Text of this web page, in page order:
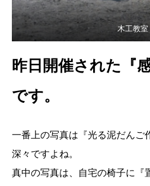
木工教室
昨日開催された『
です。
一番上の写真は『光る泥だんご
深々ですよね。
真中の写真は、自宅の椅子に『